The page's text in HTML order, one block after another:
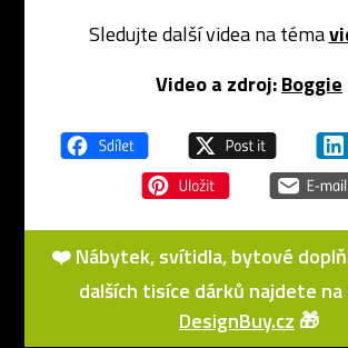
Sledujte další videa na téma
Video a zdroj:Boggie
❤️ Nábytek, svítidla, bytové
dalších tisíce dárků najdete
DesignBuy.cz 🎁